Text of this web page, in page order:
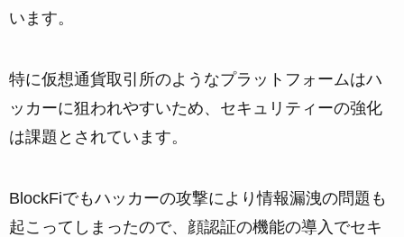
います。
特に仮想通貨取引所のようなプラットフォームはハ
ッカーに狙われやすいため、セキュリティーの強化
は課題とされています。
BlockFiでもハッカーの攻撃により情報漏洩の問題も
起こってしまったので、顔認証の機能の導入でセキ